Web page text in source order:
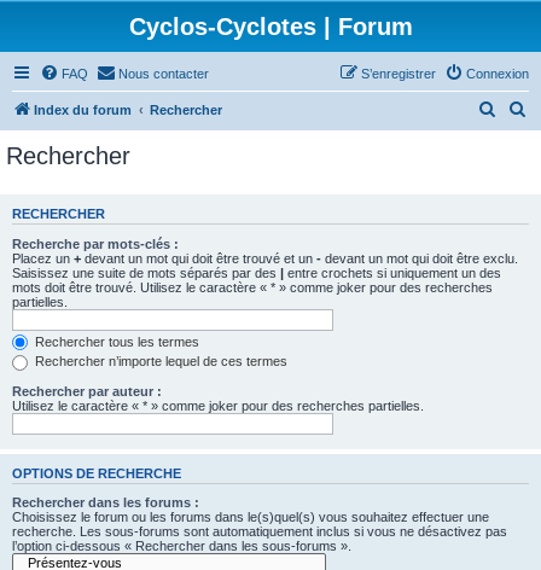
Cyclos-Cyclotes | Forum
FAQ Nous contacter Connexion
S’enregistrer
Index du forum Rechercher
e
e
r
c
Rechercher
RECHERCHER
Recherche par mots-clés :
Placez un + devant un mot qui doit être trouvé et un - devant un mot qui doit être exclu.
Saisissez une suite de mots séparés par des | entre crochets si uniquement un des
mots doit être trouvé. Utilisez le caractère « * » comme joker pour des recherches
partielles.
Rechercher tous les termes
Rechercher n’importe lequel de ces termes
Rechercher par auteur :
Utilisez le caractère « * » comme joker pour des recherches partielles.
OPTIONS DE RECHERCHE
Rechercher dans les forums :
Choisissez le forum ou les forums dans le(s)quel(s) vous souhaitez effectuer une
recherche. Les sous-forums sont automatiquement inclus si vous ne désactivez pas
l’option ci-dessous « Rechercher dans les sous-forums ».